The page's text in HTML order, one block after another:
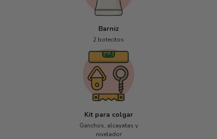
Barniz
2 botecitos
Kit para colgar
Ganchos, alcayatas y
nivelador